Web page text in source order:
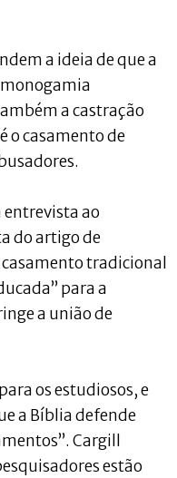
a ideia de que a
a castração
o casamento de
entrevista ao
do artigo de
tradicional
para a
a união de
os estudiosos, e
a Bíblia defende
Cargill
estão